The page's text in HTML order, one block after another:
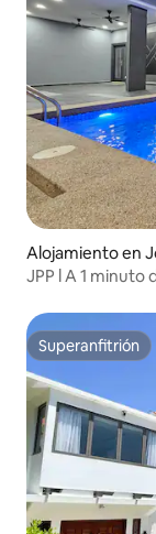
Alojamiento en
JPP l A 1 minuto
mahjong Estufa
personas
Superanfitrión
Superanfitrión